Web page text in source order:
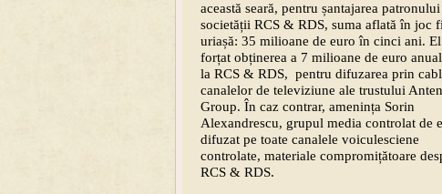
această seară, pentru șantajarea patronului
societății RCS & RDS, suma aflată în joc
uriașă: 35 milioane de euro în cinci ani. El
forțat obținerea a 7 milioane de euro
la RCS & RDS, pentru difuzarea prin
canalelor de televiziune ale trustului
Group. În caz contrar, amenința Sorin
Alexandrescu, grupul media controlat de
difuzat pe toate canalele voiculesciene
controlate, materiale compromițătoare
RCS & RDS.